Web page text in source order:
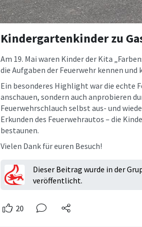
Kindergartenkinder zu
Am 19. Mai waren Kinder der Kita
die Aufgaben der Feuerwehr kennen
Ein besonderes Highlight war die echte
anschauen, sondern auch anprobieren
Feuerwehrschlauch selbst aus- und
Erkunden des Feuerwehrautos – die
bestaunen.
Vielen Dank für euren Besuch!
Dieser Beitrag wurde in der
veröffentlicht.